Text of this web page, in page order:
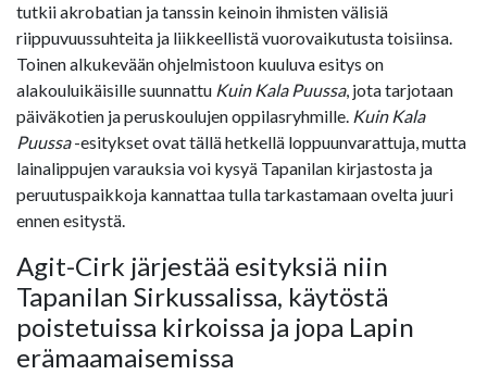
tutkii akrobatian ja tanssin keinoin ihmisten välisiä
riippuvuussuhteita ja liikkeellistä vuorovaikutusta toisiinsa.
Toinen alkukevään ohjelmistoon kuuluva esitys on
alakouluikäisille suunnattu Kuin Kala Puussa, jota tarjotaan
päiväkotien ja peruskoulujen oppilasryhmille. Kuin Kala
Puussa-esitykset ovat tällä hetkellä loppuunvarattuja, mutta
lainalippujen varauksia voi kysyä Tapanilan kirjastosta ja
peruutuspaikkoja kannattaa tulla tarkastamaan ovelta juuri
ennen esitystä.
Agit-Cirk järjestää esityksiä niin
Tapanilan Sirkussalissa, käytöstä
poistetuissa kirkoissa ja jopa Lapin
erämaamaisemissa